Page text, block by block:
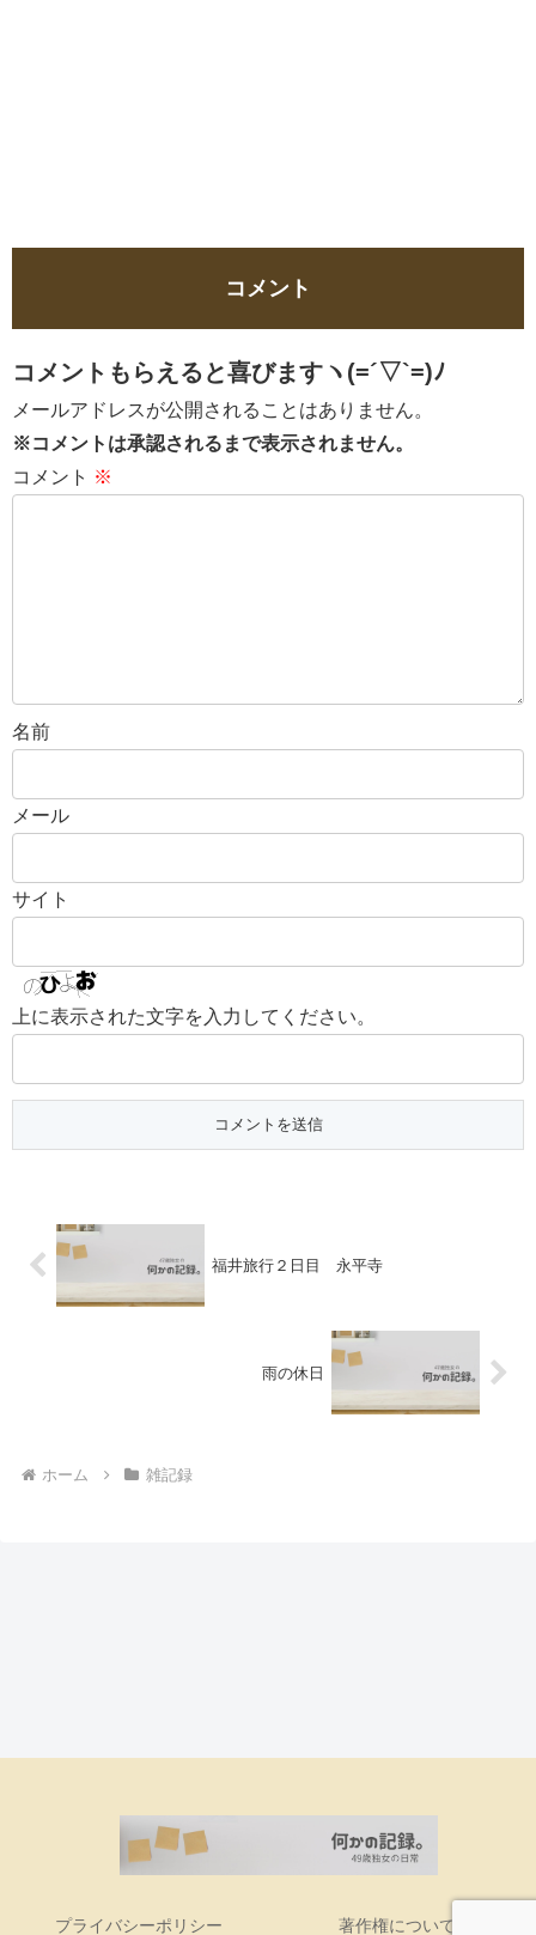
コメント
コメントもらえると喜びますヽ(=´▽`=)ﾉ
メールアドレスが公開されることはありません。
※コメントは承認されるまで表示されません。
コメント ※
名前
メール
サイト
上に表示された文字を入力してください。
福井旅行２日目 永平寺
雨の休日
ホーム 雑記録
プライバシーポリシー 著作権について